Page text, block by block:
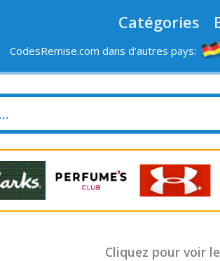
Catégories
CodesRemise.com dans d'autres pays:
NOUVELLES MAGASINS
Cliquez pour voir